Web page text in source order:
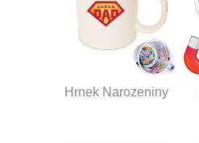
Hrnek Narozeniny